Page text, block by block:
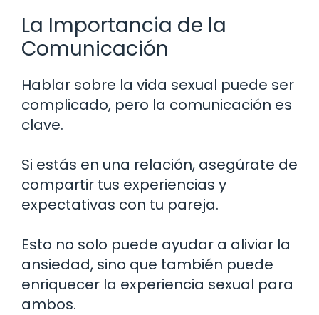
La Importancia de la
Comunicación
Hablar sobre la vida sexual puede ser
complicado, pero la comunicación es
clave.
Si estás en una relación, asegúrate de
compartir tus experiencias y
expectativas con tu pareja.
Esto no solo puede ayudar a aliviar la
ansiedad, sino que también puede
enriquecer la experiencia sexual para
ambos.